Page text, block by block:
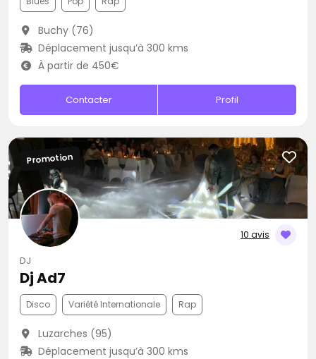
Buchy (76)
Déplacement jusqu’à 300 kms
À partir de 450€
Contacter Profil
10 avis
Promotion
DJ
Dj Ad7
Disco Variété Internationale Rap
Luzarches (95)
Déplacement jusqu’à 300 kms